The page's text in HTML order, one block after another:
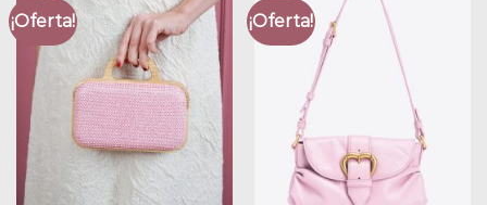
¡Oferta! ¡Oferta!